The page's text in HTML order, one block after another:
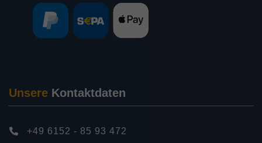
Unsere Kontaktdaten
+49 6152 - 85 93 472